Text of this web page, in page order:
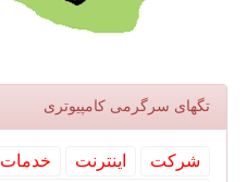
تگهای سرگرمی كامپیوتری
شركت اینترنت خدمات